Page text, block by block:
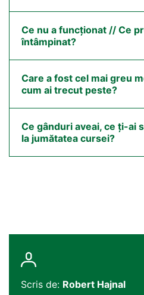
Ce nu a funcționat // Ce
întâmpinat?
Care a fost cel mai greu
cum ai trecut peste?
Ce gânduri aveai, ce ți-ai
la jumătatea cursei?
Scris de: Robert Hajnal